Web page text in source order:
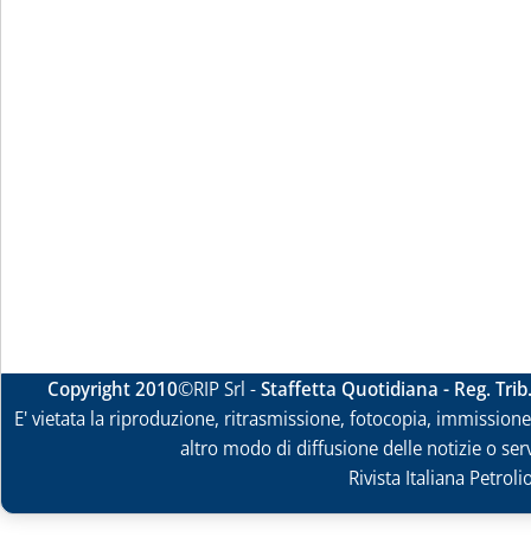
Copyright 2010©RIP Srl -Staffetta Quotidiana - Reg.
E' vietata la riproduzione, ritrasmissione, fotocopia,
altro modo di diffusione delle notizie o
Rivista Italiana